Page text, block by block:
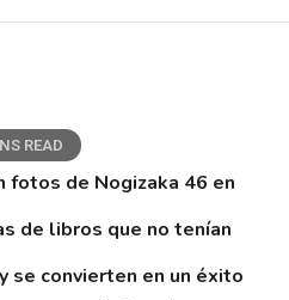
READ
fotos de Nogizaka 46 en
de libros que no tenían
se convierten en un éxito